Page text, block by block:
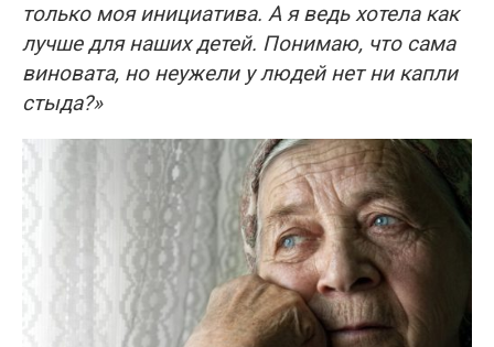
только моя инициатива. А я ведь хотела как
лучше для наших детей. Понимаю, что сама
виновата, но неужели у людей нет ни капли
стыда?»